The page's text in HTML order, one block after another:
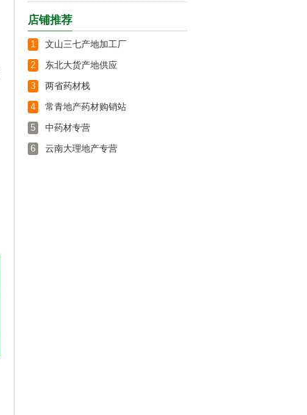
店铺推荐
1
文山三七产地加工厂
2
东北大货产地供应
3
两省药材栈
4
常青地产药材购销站
5
中药材专营
6
云南大理地产专营